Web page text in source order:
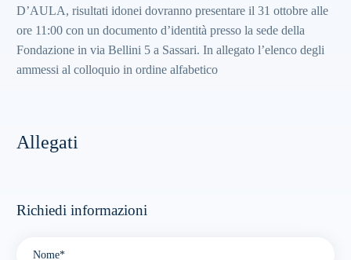
D’AULA, risultati idonei dovranno presentare il 31 ottobre alle
ore 11:00 con un documento d’identità presso la sede della
Fondazione in via Bellini 5 a Sassari. In allegato l’elenco degli
ammessi al colloquio in ordine alfabetico
Allegati
Richiedi informazioni
Please leave this field empty.